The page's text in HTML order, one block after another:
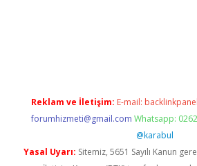
Reklam ve İletişim: E-mail:
forumhizmeti@gmail.com Whatsapp:
@karabul
Yasal Uyarı: Sitemiz, 5651 Sayılı Kanun